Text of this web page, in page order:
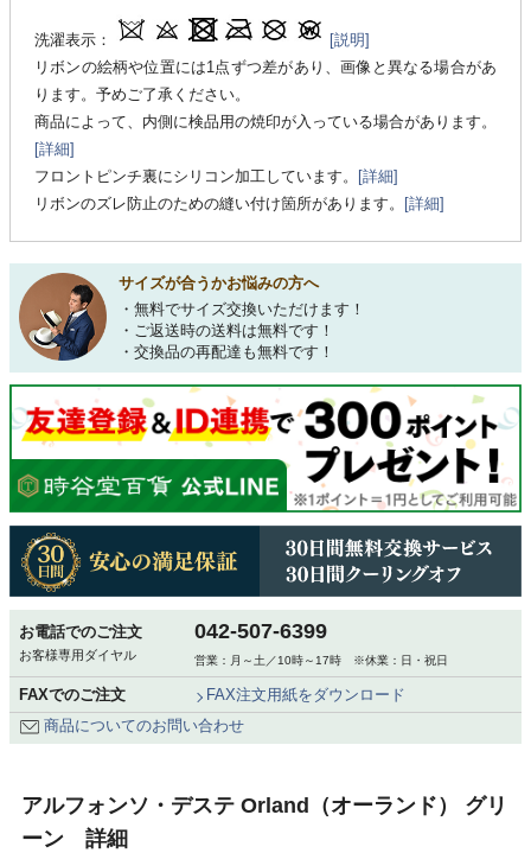
洗濯表示：
[説明]
リボンの絵柄や位置には1点ずつ差があり、画像と異なる場合があ
ります。予めご了承ください。
商品によって、内側に検品用の焼印が入っている場合があります。
[詳細]
フロントピンチ裏にシリコン加工しています。
[詳細]
リボンのズレ防止のための縫い付け箇所があります。
[詳細]
サイズが合うかお悩みの方へ
・無料でサイズ交換いただけます！
・ご返送時の送料は無料です！
・交換品の再配達も無料です！
お電話でのご注文
お客様専用ダイヤル
042-507-6399
営業：月～土／10時～17時 ※休業：日・祝日
FAXでのご注文
FAX注文用紙をダウンロード
商品についてのお問い合わせ
アルフォンソ・デステ Orland（オーランド） グリ
ーン 詳細